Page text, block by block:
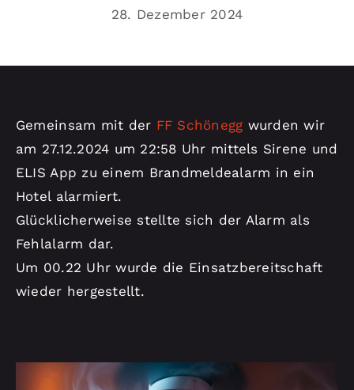
Kontakt
28. Dezember 2024
Gemeinsam mit der FF Schönegg wurden wir
am 27.12.2024 um 22:58 Uhr mittels Sirene und
ELIS App zu einem Brandmeldealarm in ein
Hotel alarmiert.
Glücklicherweise stellte sich der Alarm als
Fehlalarm dar.
Um 00.22 Uhr wurde die Einsatzbereitschaft
wieder hergestellt.